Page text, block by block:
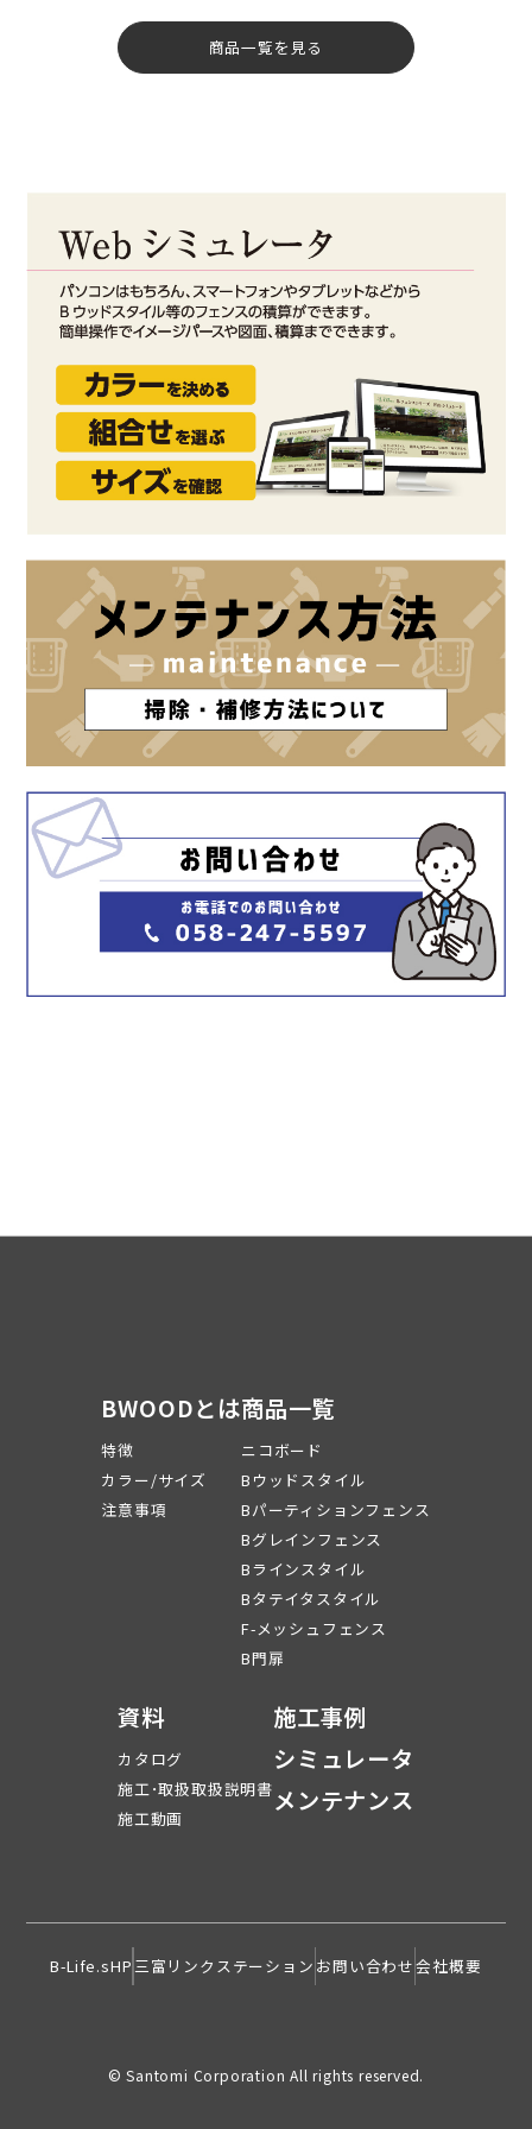
商品一覧を見る
BWOODとは
特徴
カラー/サイズ
注意事項
商品一覧
ニコボード
Bウッドスタイル
Bパーティションフェンス
Bグレインフェンス
Bラインスタイル
Bタテイタスタイル
F-メッシュフェンス
B門扉
資料
カタログ
施工･取扱取扱説明書
施工動画
施工事例
シミュレータ
メンテナンス
B-Life.sHP 三富リンクステーション お問い合わせ会社概要
© Santomi Corporation All rights reserved.